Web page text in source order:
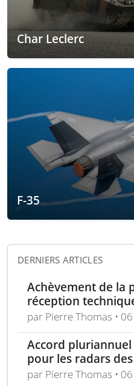
Char Leclerc
F-35
DERNIERS ARTICLES
Achèvement de la
réception
production
par Pierre Thomas •
Accord
pour les radars
polonaises
par Pierre Thomas •